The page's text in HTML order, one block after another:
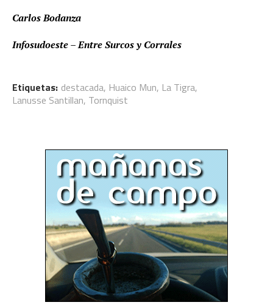
Carlos Bodanza
Infosudoeste – Entre Surcos y Corrales
Etiquetas: destacada, Huaico Mun, La Tigra,
Lanusse Santillan, Tornquist